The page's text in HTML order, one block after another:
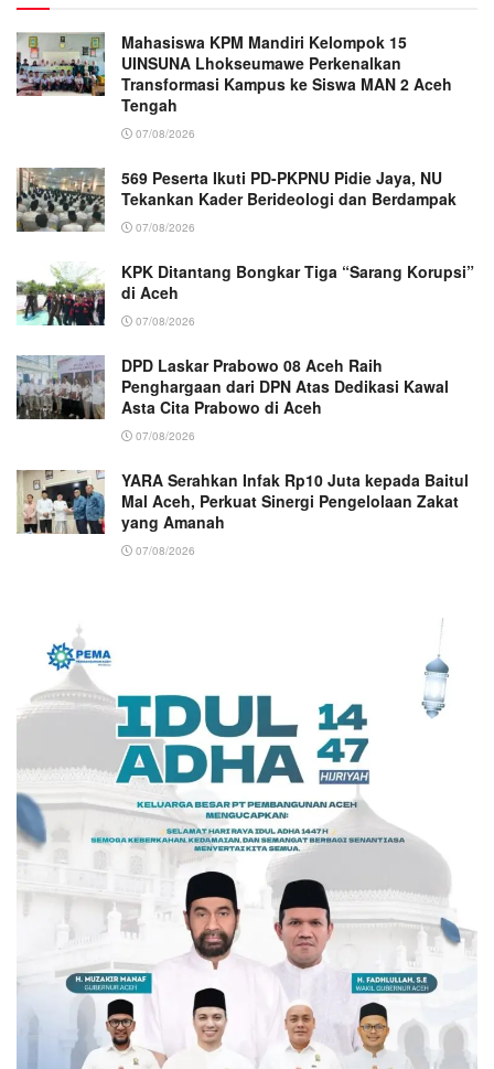
Mahasiswa KPM Mandiri Kelompok 15
UINSUNA Lhokseumawe Perkenalkan
Transformasi Kampus ke Siswa MAN 2 Aceh
Tengah
07/08/2026
569 Peserta Ikuti PD-PKPNU Pidie Jaya, NU
Tekankan Kader Berideologi dan Berdampak
07/08/2026
KPK Ditantang Bongkar Tiga “Sarang Korupsi”
di Aceh
07/08/2026
DPD Laskar Prabowo 08 Aceh Raih
Penghargaan dari DPN Atas Dedikasi Kawal
Asta Cita Prabowo di Aceh
07/08/2026
YARA Serahkan Infak Rp10 Juta kepada Baitul
Mal Aceh, Perkuat Sinergi Pengelolaan Zakat
yang Amanah ‎
07/08/2026